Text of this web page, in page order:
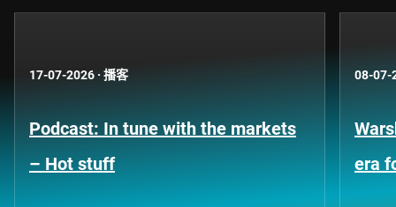
17-07-2026 · 播客
Podcast: In tune with the markets
– Hot stuff
08-07-
era